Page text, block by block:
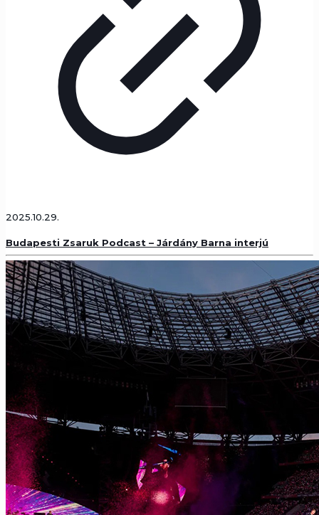
2025.10.29.
Budapesti Zsaruk Podcast – Járdány Barna interjú